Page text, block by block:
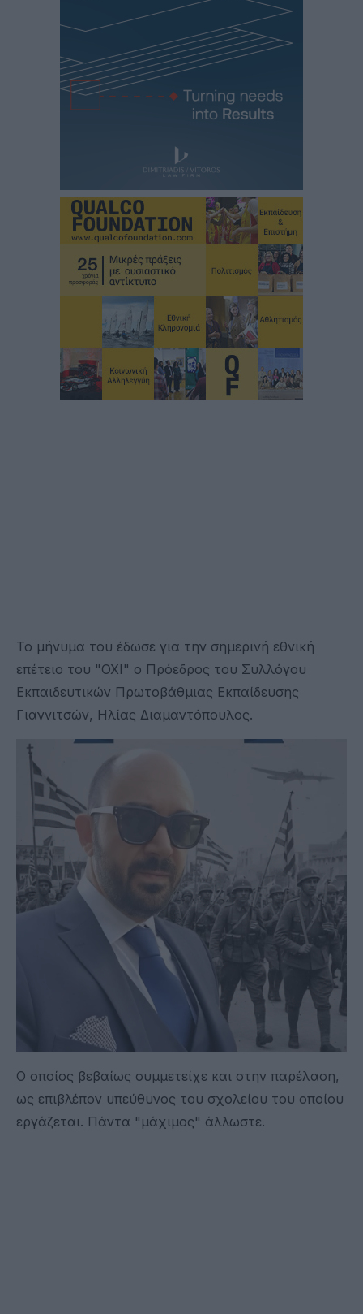
Το μήνυμα του έδωσε για την σημερινή εθνική
επέτειο του "ΟΧΙ" ο Πρόεδρος του Συλλόγου
Εκπαιδευτικών Πρωτοβάθμιας Εκπαίδευσης
Γιαννιτσών, Ηλίας Διαμαντόπουλος.
Ο οποίος βεβαίως συμμετείχε και στην παρέλαση,
ως επιβλέπον υπεύθυνος του σχολείου του οποίου
εργάζεται. Πάντα "μάχιμος" άλλωστε.